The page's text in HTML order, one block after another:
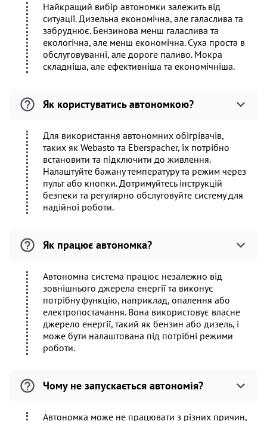
Найкращий вибір автономки залежить від
ситуації. Дизельна економічна, але галаслива та
забруднює. Бензинова менш галаслива та
екологічна, але менш економічна. Суха проста в
обслуговуванні, але дороге паливо. Мокра
складніша, але ефективніша та економічніша.
Як користуватись автономкою?
Для використання автономних обігрівачів,
таких як Webasto та Eberspacher, їх потрібно
встановити та підключити до живлення.
Налаштуйте бажану температуру та режим через
пульт або кнопки. Дотримуйтесь інструкцій
безпеки та регулярно обслуговуйте систему для
надійної роботи.
Як працює автономка?
Автономна система працює незалежно від
зовнішнього джерела енергії та виконує
потрібну функцію, наприклад, опалення або
електропостачання. Вона використовує власне
джерело енергії, такий як бензин або дизель, і
може бути налаштована під потрібні режими
роботи.
Чому не запускається автономія?
Автономка може не працювати з різних причин,